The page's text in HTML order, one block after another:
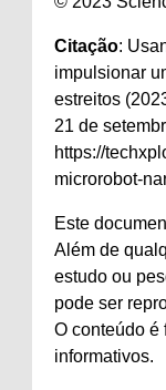
Citação:
impulsionar
estreitos
21 de
https://
microrobot-
Este
Além de
estudo ou
pode ser
O conteúdo é
informativos.